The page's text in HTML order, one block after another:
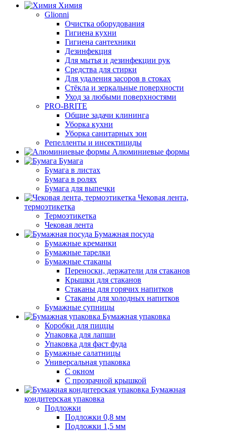
Химия
Glionni
Очистка оборудования
Гигиена кухни
Гигиена сантехники
Дезинфекция
Для мытья и дезинфекции рук
Средства для стирки
Для удаления засоров в стоках
Стёкла и зеркальные поверхности
Уход за любыми поверхностями
PRO-BRITE
Общие задачи клининга
Уборка кухни
Уборка санитарных зон
Репелленты и инсектициды
Алюминиевые формы
Бумага
Бумага в листах
Бумага в ролях
Бумага для выпечки
Чековая лента,
термоэтикетка
Термоэтикетка
Чековая лента
Бумажная посуда
Бумажные креманки
Бумажные тарелки
Бумажные стаканы
Переноски, держатели для стаканов
Крышки для стаканов
Стаканы для горячих напитков
Стаканы для холодных напитков
Бумажные супницы
Бумажная упаковка
Коробки для пиццы
Упаковка для лапши
Упаковка для фаст фуда
Бумажные салатницы
Универсальная упаковка
С окном
С прозрачной крышкой
Бумажная
кондитерская упаковка
Подложки
Подложки 0,8 мм
Подложки 1,5 мм